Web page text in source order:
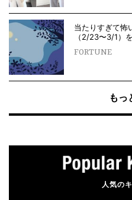
当たりすぎて怖
（2/23〜3/1）
FORTUNE
もっ
人気の